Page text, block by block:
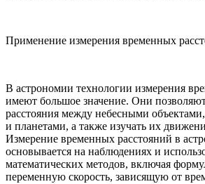
Применение измерения временных
В астрономии технологии измерения
имеют большое значение. Они
расстояния между небесными
и планетами, а также изучать их
Измерение временных расстояний в
основывается на наблюдениях и
математических методов, включая
переменную скорость, зависящую от